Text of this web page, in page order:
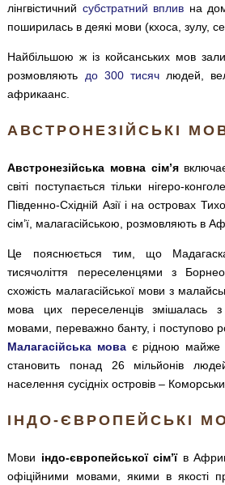
лінгвістичний субстратний вплив на
поширилась в деякі мови (кхоса, зулу,
Найбільшою ж із койсанських мов
розмовляють до 300 тисячлюдей,
африкаанс.
АВСТРОНЕЗІЙСЬКІ
Австронезійська мовна сім’я
світі поступається тільки нігеро-
Південно-Східній Азії і на островах
сім’ї, малагасійською, розмовляють в
Це пояснюється тим, що
тисячоліття переселенцями з
схожість малагасійської мови з
мова цих переселенців змішалась
мовами, переважно банту, і поступово
Малагасійська мова є рідною майже
становить понад 26 мільйонів
населення сусідніх островів –
ІНДО-ЄВРОПЕЙСЬКІ
Мови індо-європейської сім’їв
офіційними мовами, якими в якості